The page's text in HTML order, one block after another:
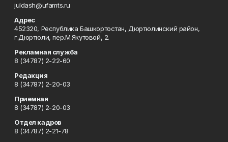
juldash@ufamts.ru
Адрес
452320, Республика Башкортостан, Дюртюлинский район,
г.Дюртюли, пер.М.Якутовой, 2.
Рекламная служба
8 (34787) 2-22-60
Редакция
8 (34787) 2-20-03
Приемная
8 (34787) 2-20-03
Отдел кадров
8 (34787) 2-21-78